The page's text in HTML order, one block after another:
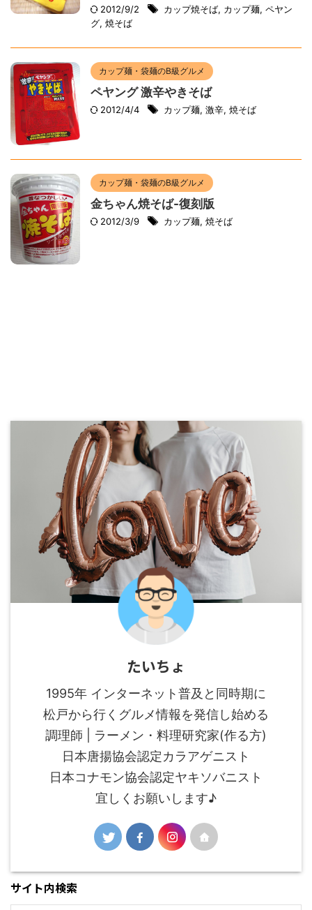
2012/9/2 カップ焼そば, カップ麺, ペヤン
グ, 焼そば
カップ麺・袋麺のB級グルメ
ペヤング 激辛やきそば
2012/4/4 カップ麺, 激辛, 焼そば
カップ麺・袋麺のB級グルメ
金ちゃん焼そば-復刻版
2012/3/9 カップ麺, 焼そば
たいちょ
1995年 インターネット普及と同時期に
松戸から行くグルメ情報を発信し始める
調理師 | ラーメン・料理研究家(作る方)
日本唐揚協会認定カラアゲニスト
日本コナモン協会認定ヤキソバニスト
宜しくお願いします♪
サイト内検索